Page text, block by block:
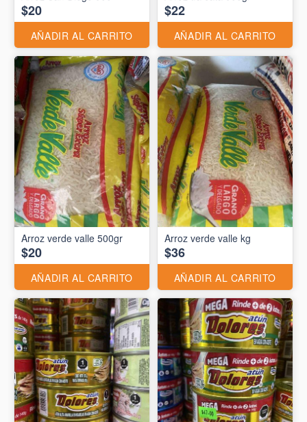
$20
AÑADIR AL CARRITO
$22
AÑADIR AL CARRITO
Arroz verde valle 500gr
$20
AÑADIR AL CARRITO
Arroz verde valle kg
$36
AÑADIR AL CARRITO